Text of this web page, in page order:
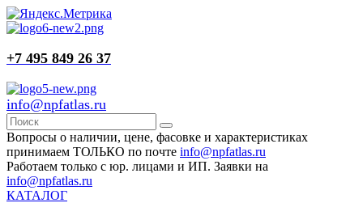
+7 495 849 26 37
info@npfatlas.ru
Вопросы о наличии, цене, фасовке и характеристиках
принимаем ТОЛЬКО по почте info@npfatlas.ru
Работаем только с юр. лицами и ИП. Заявки на
info@npfatlas.ru
КАТАЛОГ